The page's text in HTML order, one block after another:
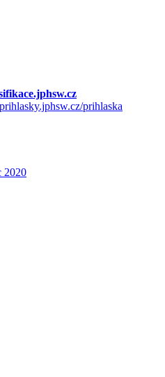
prihlaska
2020